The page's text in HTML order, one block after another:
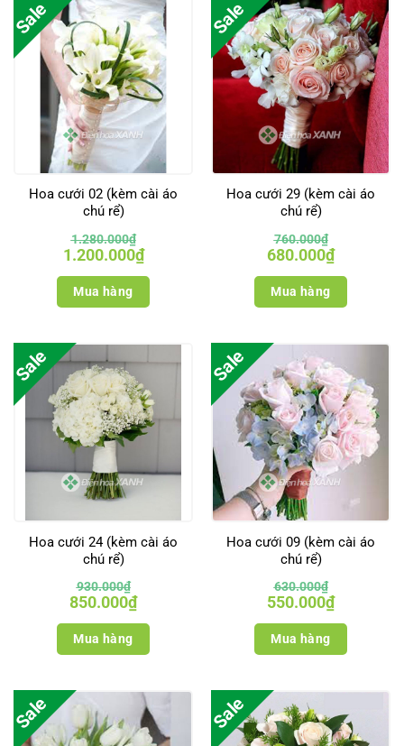
Sale
Hoa cưới 02 (kèm cài áo
chú rể)
1.280.000₫
Giá
gốc
là:
1.280.000₫.
1.200.000₫Giá
hiện
tại
Mua hàng
Sale
Hoa cưới 29 (kèm cài áo
chú rể)
760.000₫
Giá
gốc
là:
760.000₫.
680.000₫Giá
hiện
tại
Mua hàng
Sale
Hoa cưới 24 (kèm cài áo
chú rể)
930.000₫
Giá
gốc
là:
930.000₫.
850.000₫Giá
hiện
tại
Mua hàng
Sale
Hoa cưới 09 (kèm cài áo
chú rể)
630.000₫
Giá
gốc
là:
630.000₫.
550.000₫Giá
hiện
tại
Mua hàng
Sale Sale